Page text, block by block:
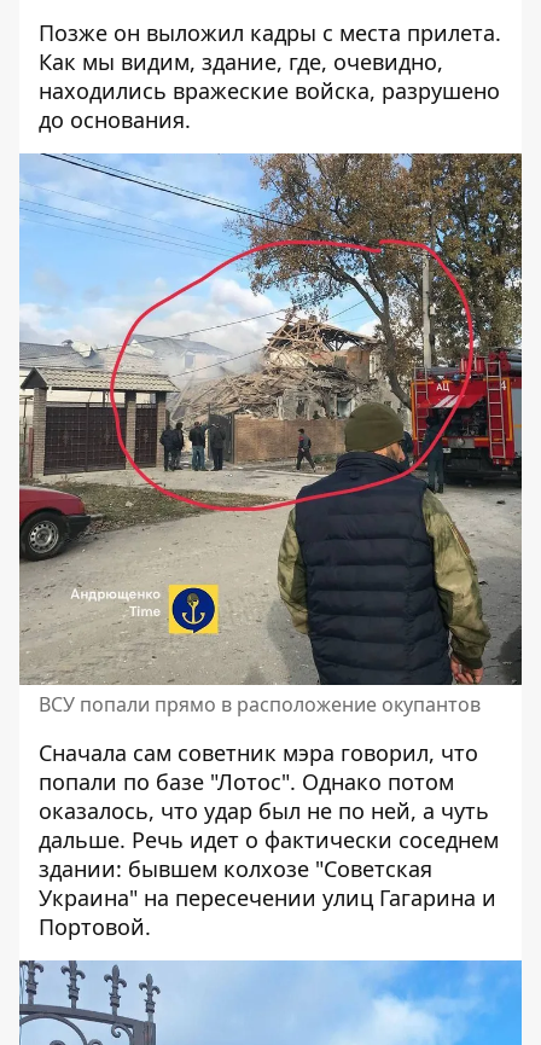
Позже он выложил кадры с места прилета.
Как мы видим, здание, где, очевидно,
находились вражеские войска, разрушено
до основания.
ВСУ попали прямо в расположение окупантов
Сначала сам советник мэра говорил, что
попали по базе "Лотос". Однако потом
оказалось, что удар был не по ней, а чуть
дальше. Речь идет о фактически соседнем
здании: бывшем колхозе "Советская
Украина" на пересечении улиц Гагарина и
Портовой.